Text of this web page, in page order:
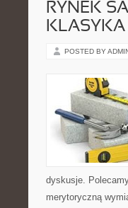
RYNEK
POSTED BY
dyskusje.
merytoryczną